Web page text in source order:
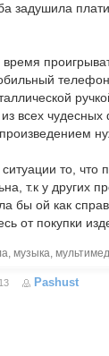
задушила
время
из всех
то, что
т.к у других
бы ой как
от покупки
, музыка,
Pashust